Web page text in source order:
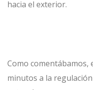
hacia el exterior.
Como comentábamos,
minutos a la